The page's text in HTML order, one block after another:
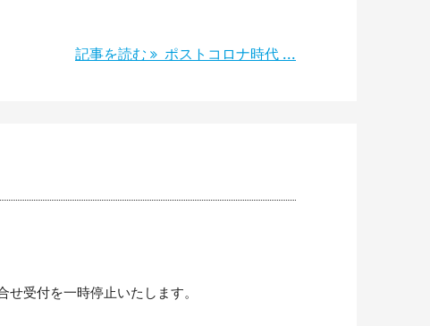
記事を読む ポストコロナ時代 ...
受付を一時停止いたします。